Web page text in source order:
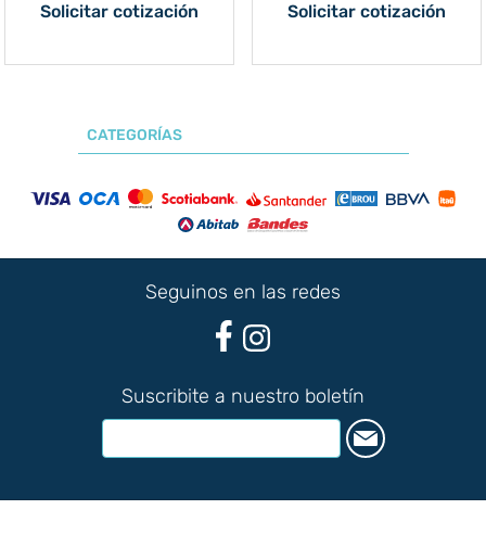
Solicitar cotización Solicitar cotización
CATEGORÍAS
Seguinos en las redes
Suscribite a nuestro boletín